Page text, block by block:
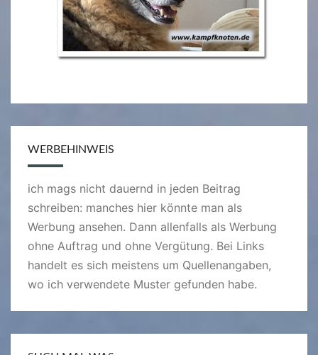
WERBEHINWEIS
ich mags nicht dauernd in jeden Beitrag
schreiben: manches hier könnte man als
Werbung ansehen. Dann allenfalls als Werbung
ohne Auftrag und ohne Vergütung. Bei Links
handelt es sich meistens um Quellenangaben,
wo ich verwendete Muster gefunden habe.